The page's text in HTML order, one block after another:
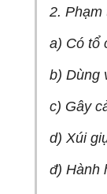
2. Phạm
a) Có tổ
b) Dùng
c) Gây
d) Xúi
đ) Hành